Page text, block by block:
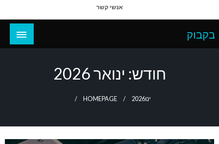
to
content
אנשי קשר
בקבוק
חודש: ינואר 2026
HOMEPAGE 2026ינו